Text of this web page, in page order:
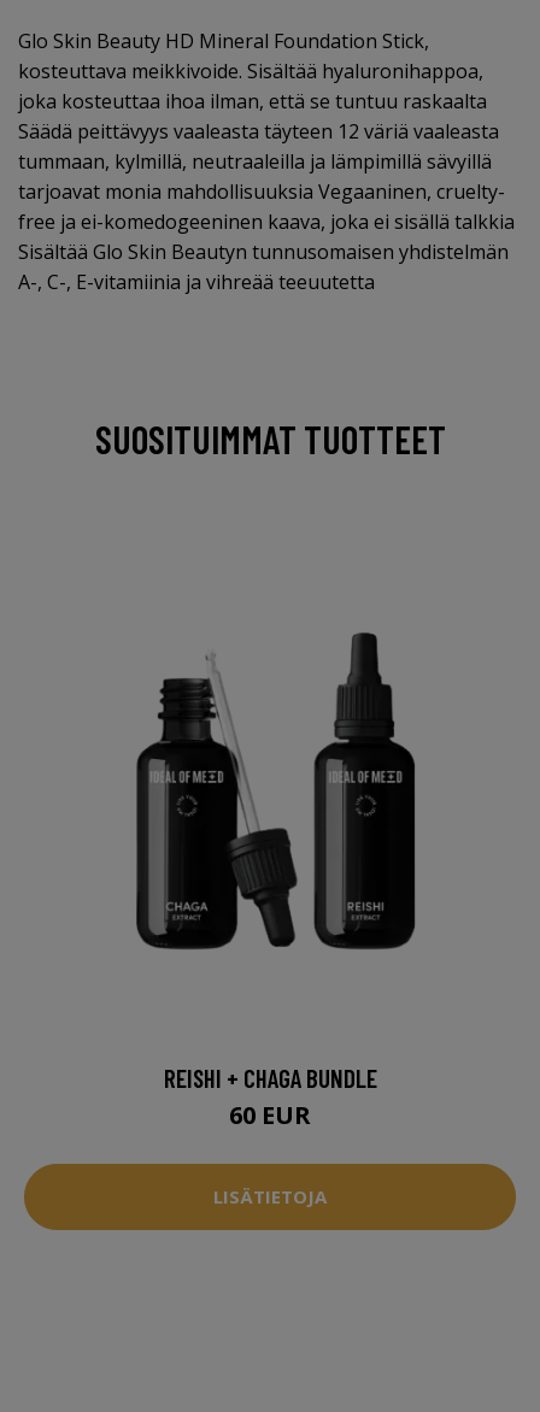
Glo Skin Beauty HD Mineral Foundation Stick,
kosteuttava meikkivoide. Sisältää hyaluronihappoa,
joka kosteuttaa ihoa ilman, että se tuntuu raskaalta
Säädä peittävyys vaaleasta täyteen 12 väriä vaaleasta
tummaan, kylmillä, neutraaleilla ja lämpimillä sävyillä
tarjoavat monia mahdollisuuksia Vegaaninen, cruelty-
free ja ei-komedogeeninen kaava, joka ei sisällä talkkia
Sisältää Glo Skin Beautyn tunnusomaisen yhdistelmän
A-, C-, E-vitamiinia ja vihreää teeuutetta
SUOSITUIMMAT TUOTTEET
REISHI + CHAGA BUNDLE
60 EUR
LISÄTIETOJA